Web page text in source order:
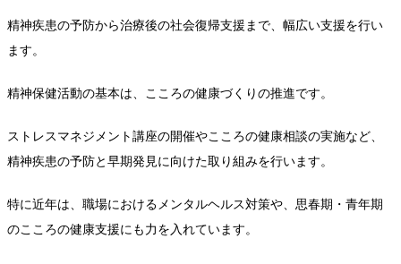
精神疾患の予防から治療後の社会復帰支援まで、幅広い支援を行い
ます。
精神保健活動の基本は、こころの健康づくりの推進です。
ストレスマネジメント講座の開催やこころの健康相談の実施など、
精神疾患の予防と早期発見に向けた取り組みを行います。
特に近年は、職場におけるメンタルヘルス対策や、思春期・青年期
のこころの健康支援にも力を入れています。